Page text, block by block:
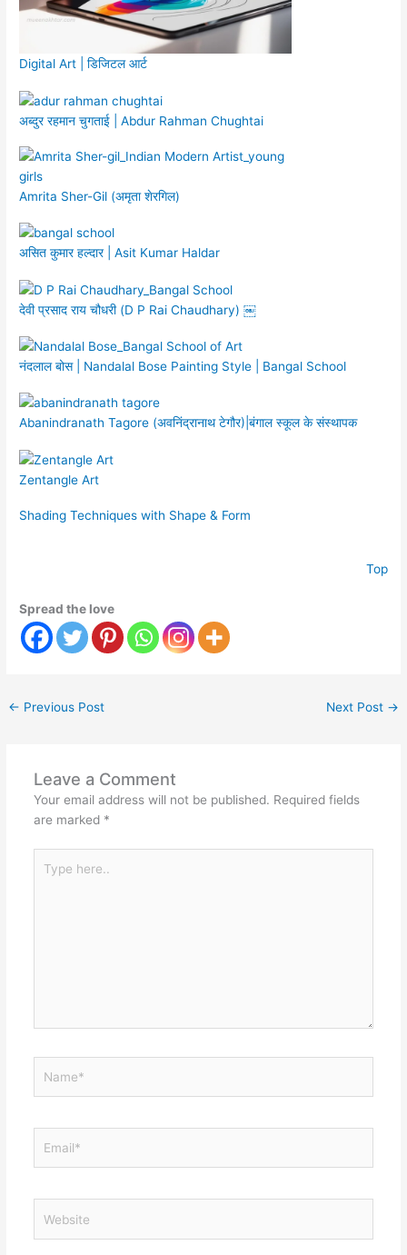
Digital Art | डिजिटल आर्ट
अब्दुर रहमान चुगताई | Abdur Rahman Chughtai
Amrita Sher-Gil (अमृता शेरगिल)
असित कुमार हल्दार | Asit Kumar Haldar
देवी प्रसाद राय चौधरी (D P Rai Chaudhary) ￼
नंदलाल बोस | Nandalal Bose Painting Style | Bangal School
Abanindranath Tagore (अवनिंद्रानाथ टेगौर)|बंगाल स्कूल के संस्थापक
Zentangle Art
Shading Techniques with Shape & Form
Top
Spread the love
← Previous Post Next Post →
Leave a Comment
Your email address will not be published. Required fields
are marked *
here..